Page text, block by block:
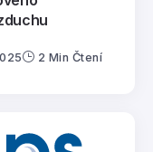
2 Min Čtení